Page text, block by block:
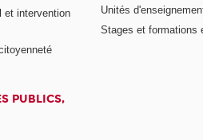
et intervention
Unités
Stages et formations
PUBLICS,